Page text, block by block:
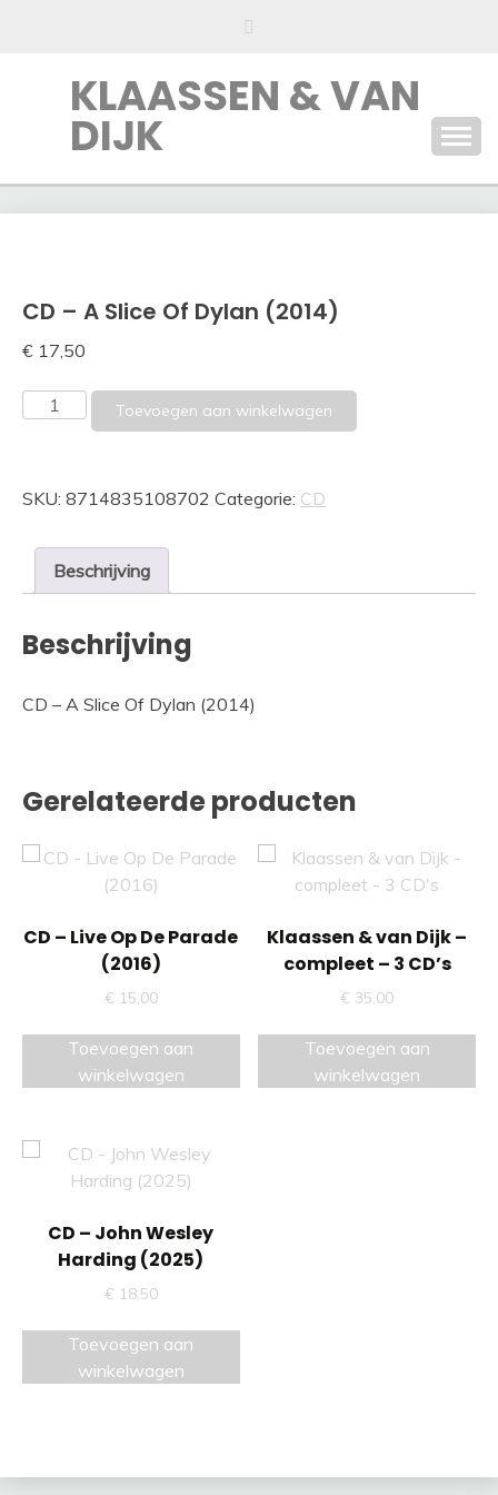
KLAASSEN & VAN
DIJK
CD – A Slice Of Dylan (2014)
€ 17,50
Of
(2014)
aantal
Toevoegen aan winkelwagen
SKU: 8714835108702 Categorie: CD
Beschrijving
Beschrijving
CD – A Slice Of Dylan (2014)
Gerelateerde producten
CD – Live Op De Parade
(2016)
€ 15,00
Toevoegen aan
winkelwagen
Klaassen & van Dijk –
compleet – 3 CD’s
€ 35,00
Toevoegen aan
winkelwagen
CD – John Wesley
Harding (2025)
€ 18,50
Toevoegen aan
winkelwagen